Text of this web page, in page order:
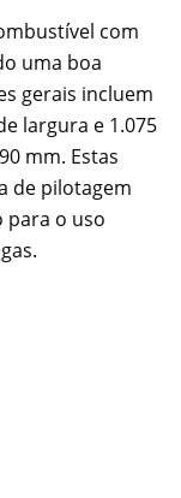
com
uma boa
gerais incluem
largura e 1.075
mm. Estas
de pilotagem
para o uso